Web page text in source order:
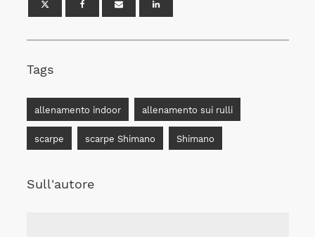
Tags
allenamento indoor allenamento sui rulli
scarpe scarpe Shimano Shimano
Sull'autore